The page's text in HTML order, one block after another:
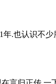
.也认识不